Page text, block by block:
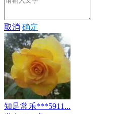
取消 确定
知足常乐***5911...